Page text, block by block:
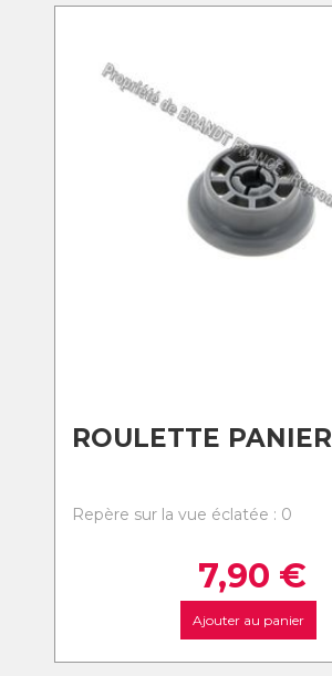
ROULETTE PANIER
Repère sur la vue éclatée : 0
7,90 €
Ajouter au panier